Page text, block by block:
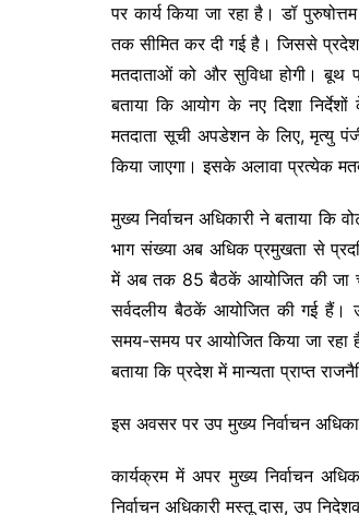
पर कार्य किया जा रहा है। डॉ
तक सीमित कर दी गई है। जिससे
मतदाताओं को और सुविधा होगी। बूथ
बताया कि आयोग के नए दिशा
मतदाता सूची अपडेशन के लिए, मृत्यु
किया जाएगा। इसके अलावा प्रत्येक
मुख्य निर्वाचन अधिकारी ने बताया कि
भाग संख्या अब अधिक प्रमुखता से
में अब तक 85 बैठकें आयोजित की जा
सर्वदलीय बैठकें आयोजित की गई हैं।
समय-समय पर आयोजित किया जा रहा
बताया कि प्रदेश में मान्यता प्राप्त
इस अवसर पर उप मुख्य निर्वाचन
कार्यक्रम में अपर मुख्य निर्वाचन
निर्वाचन अधिकारी मस्तू दास, उप